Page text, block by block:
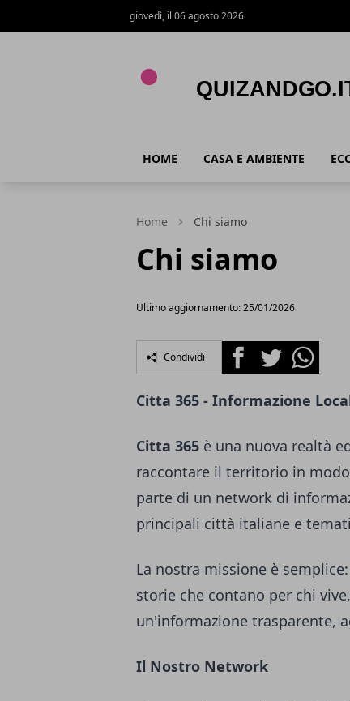
giovedì, il 06 agosto 2026
HOME CASA E AMBIENTE
Home Chi siamo
Chi siamo
Ultimo aggiornamento: 25/01/2026
Condividi FacebookTwitterWhatsapp
Citta 365 - Informazione
Citta 365 è una nuova realtà
raccontare il territorio in
parte di un network di
principali città italiane e
La nostra missione è
storie che contano per chi
un'informazione trasparente,
Il Nostro Network